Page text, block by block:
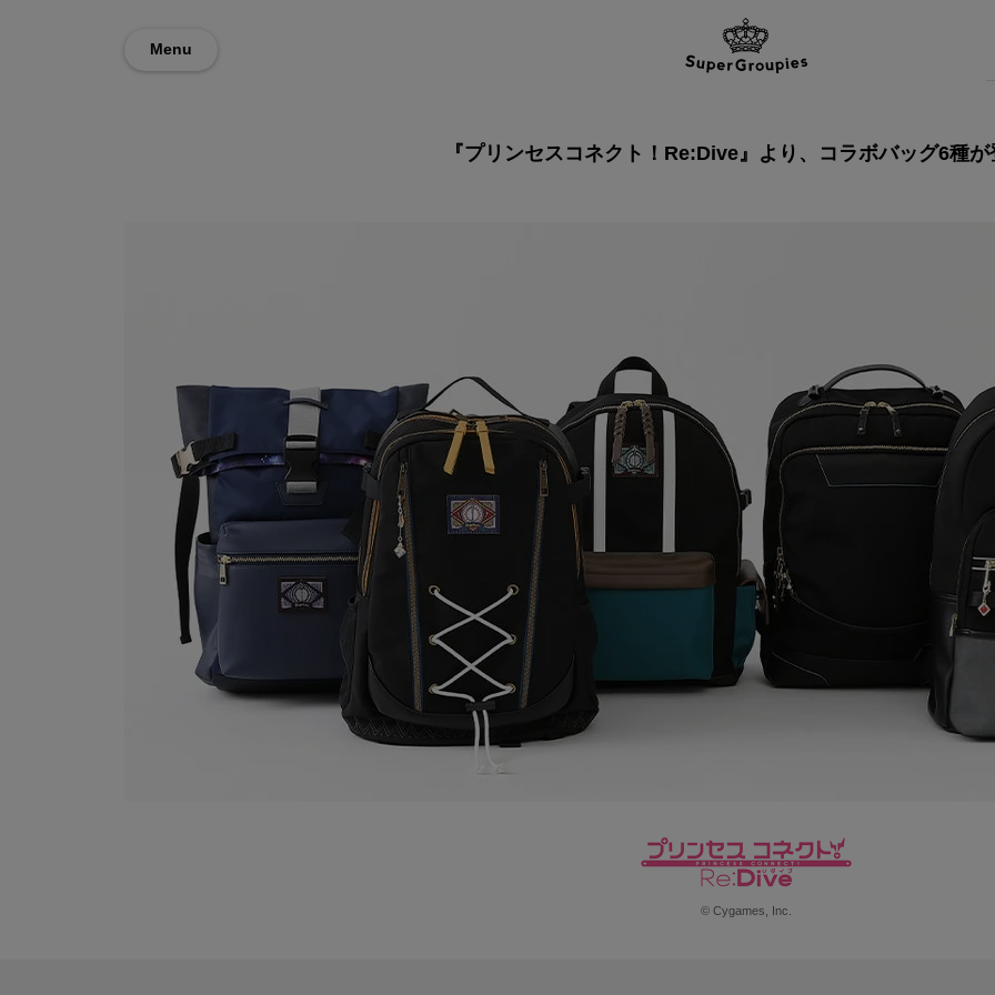
Menu
『プリンセスコネクト！Re:Dive』より、 コラボバッグ6種が
© Cygames, Inc.